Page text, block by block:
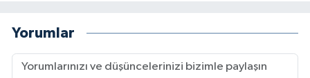
Yorumlar